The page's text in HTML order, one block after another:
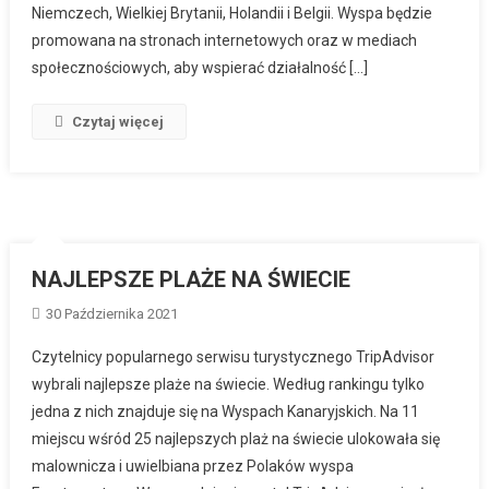
Niemczech, Wielkiej Brytanii, Holandii i Belgii. Wyspa będzie
promowana na stronach internetowych oraz w mediach
społecznościowych, aby wspierać działalność […]
Czytaj więcej
NAJLEPSZE PLAŻE NA ŚWIECIE
30 Października 2021
Czytelnicy popularnego serwisu turystycznego TripAdvisor
wybrali najlepsze plaże na świecie. Według rankingu tylko
jedna z nich znajduje się na Wyspach Kanaryjskich. Na 11
miejscu wśród 25 najlepszych plaż na świecie ulokowała się
malownicza i uwielbiana przez Polaków wyspa